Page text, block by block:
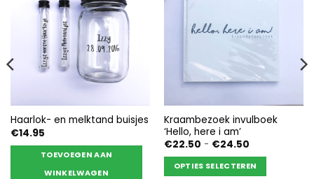
Haarlok- en melktand buisjes
€14.95
TOEVOEGEN AAN
WINKELWAGEN
Kraambezoek invulboek
‘Hello, here i am’
€22.50 - €24.50Prijsklasse:
tot
€24.50
OPTIES SELECTEREN